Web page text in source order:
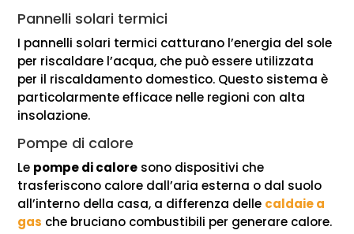
Pannelli solari termici
I pannelli solari termici catturano l’energia del sole
per riscaldare l’acqua, che può essere utilizzata
per il riscaldamento domestico. Questo sistema è
particolarmente efficace nelle regioni con alta
insolazione.
Pompe di calore
Le pompe di calore sono dispositivi che
trasferiscono calore dall’aria esterna o dal suolo
all’interno della casa, a differenza delle caldaie a
gas che bruciano combustibili per generare calore.